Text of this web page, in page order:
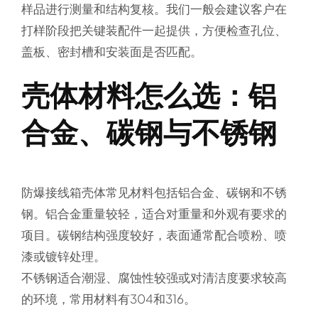
样品进行测量和结构复核。我们一般会建议客户在
打样阶段把关键装配件一起提供，方便检查孔位、
盖板、密封槽和安装面是否匹配。
壳体材料怎么选：铝
合金、碳钢与不锈钢
防爆接线箱壳体常见材料包括铝合金、碳钢和不锈
钢。铝合金重量较轻，适合对重量和外观有要求的
项目。碳钢结构强度较好，表面通常配合喷粉、喷
漆或镀锌处理。
不锈钢适合潮湿、腐蚀性较强或对清洁度要求较高
的环境，常用材料有304和316。